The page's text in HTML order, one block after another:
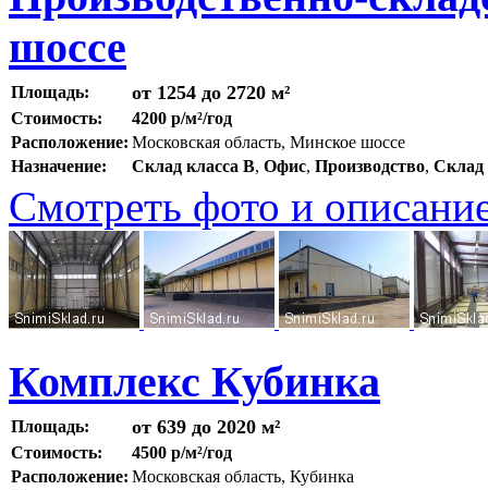
шоссе
Площадь: от 1254 до 2720 м²
Стоимость:
4200 р/м²/год
Расположение: Московская область, Минское шоссе
Назначение:
Склад класса B, Офис, Производство, Склад
Смотреть фото и
Комплекс Кубинка
Площадь: от 639 до 2020 м²
Стоимость:
4500 р/м²/год
Расположение: Московская область, Кубинка